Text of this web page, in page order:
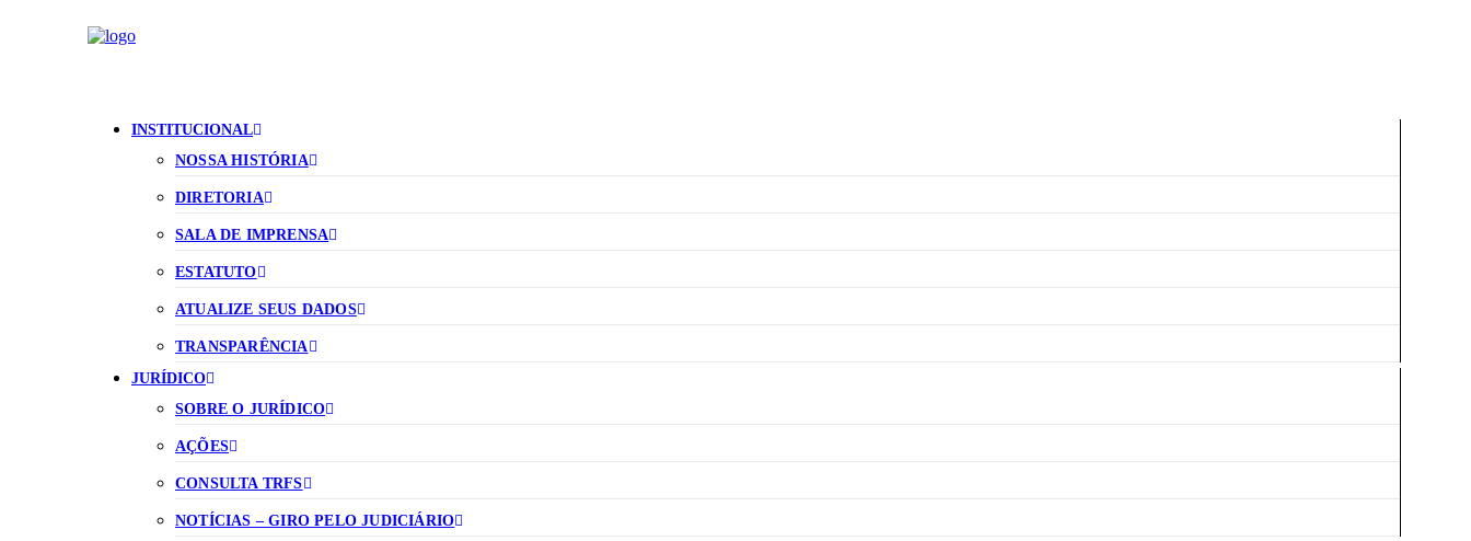
INSTITUCIONAL
NOSSA HISTÓRIA
DIRETORIA
SALA DE IMPRENSA
ESTATUTO
ATUALIZE SEUS DADOS
TRANSPARÊNCIA
JURÍDICO
SOBRE O JURÍDICO
AÇÕES
CONSULTA TRFS
NOTÍCIAS – GIRO PELO JUDICIÁRIO